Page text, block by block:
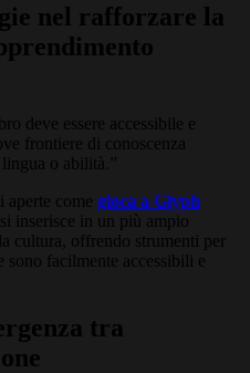
nel rafforzare la
deve essere accessibile e
frontiere di conoscenza
o abilità.”
aperte come gioca a Glyph
si inserisce in un più ampio
cultura, offrendo strumenti per
sono facilmente accessibili e
tra